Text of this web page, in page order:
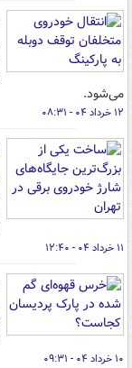
می‌شود.
۱۲ خرداد ۰۴ - ۰۸:۳۱
۱۱ خرداد ۰۴ - ۱۲:۴۰
۱۰ خرداد ۰۴ - ۰۹:۳۱